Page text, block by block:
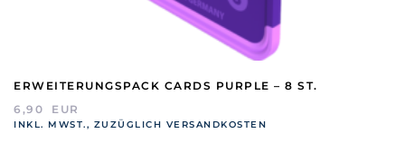
ERWEITERUNGSPACK CARDS PURPLE – 8 ST.
6,90
EUR
INKL. MWST., ZUZÜGLICH VERSANDKOSTEN